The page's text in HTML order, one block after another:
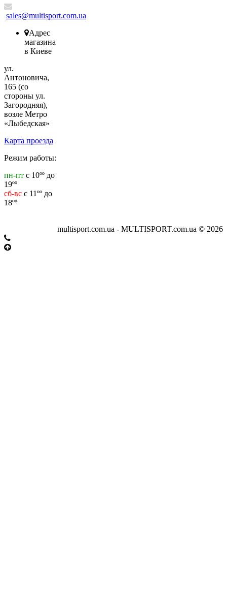
sales@multisport.com.ua
Адрес
магазина
в Киеве
ул.
Антоновича,
165 (со
стороны ул.
Загородняя),
возле Метро
«Лыбедская»
Карта проезда
Режим работы:
пн-пт с 10ºº до
19ºº
сб-вс с 11ºº до
18ºº
multisport.com.ua - MULTISPORT.com.ua © 2026